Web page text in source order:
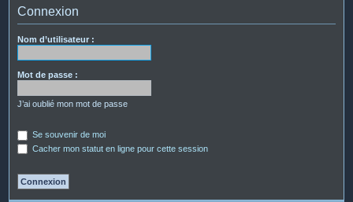
Connexion
Nom d’utilisateur :
Mot de passe :
J’ai oublié mon mot de passe
Se souvenir de moi
Cacher mon statut en ligne pour cette session